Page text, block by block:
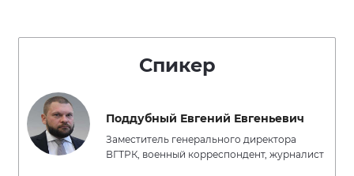
Спикер
Поддубный Евгений Евгеньевич
Заместитель генерального директора
ВГТРК, военный корреспондент, журналист